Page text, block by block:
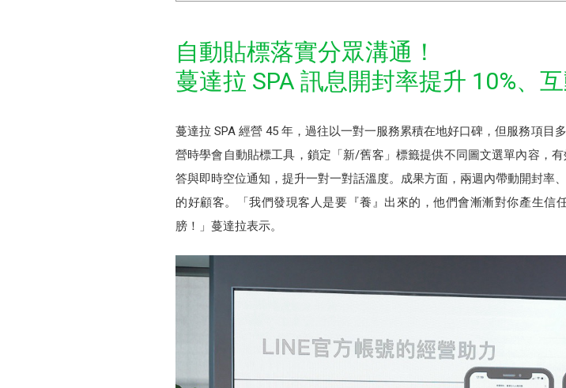
自動貼標落實分眾溝通！
蔓達拉 SPA 訊息開封率提升 10%、
蔓達拉 SPA 經營 45 年，過往以一對一服務累積在地好口碑，但服務項
營時學會自動貼標工具，鎖定「新/舊客」標籤提供不同圖文選單內容，
答與即時空位通知，提升一對一對話溫度。成果方面，兩週內帶動開封率
的好顧客。「我們發現客人是要『養』出來的，他們會漸漸對你產生信
膀！」蔓達拉表示。